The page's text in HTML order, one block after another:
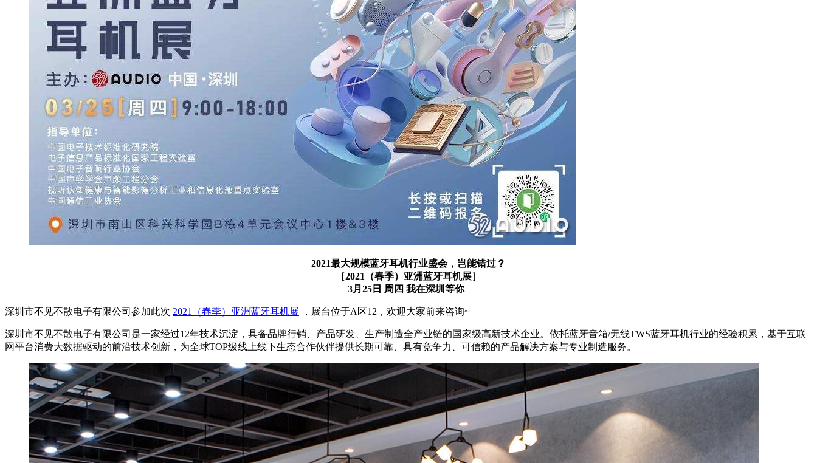
2021最大规模蓝牙耳机行业盛会，岂能错过？
［2021（春季）亚洲蓝牙耳机展］
3月25日 周四 我在深圳等你
深圳市不见不散电子有限公司参加此次 2021（春季）亚洲蓝牙耳机展 ，展台位于A区12，欢迎大家前来咨询~
深圳市不见不散电子有限公司是一家经过12年技术沉淀，具备品牌行销、产品研发、生产制造全产业链的国家级高新技术企业。依托蓝牙音箱/无线TWS蓝牙耳机行业的经验积累，基于互联
网平台消费大数据驱动的前沿技术创新，为全球TOP级线上线下生态合作伙伴提供长期可靠、具有竞争力、可信赖的产品解决方案与专业制造服务。